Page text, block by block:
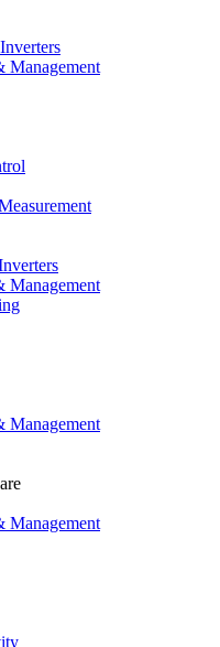
Management
Management
Management
Management